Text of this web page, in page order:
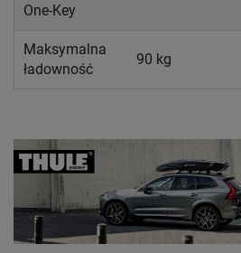
One-Key
Maksymalna
ładowność
90 kg